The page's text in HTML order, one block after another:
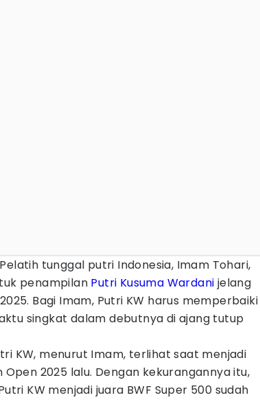
Pelatih tunggal putri Indonesia, Imam Tohari,
penampilan Putri Kusuma Wardani jelang
2025. Bagi Imam, Putri KW harus memperbaiki
singkat dalam debutnya di ajang tutup
KW, menurut Imam, terlihat saat menjadi
2025 lalu. Dengan kekurangannya itu,
KW menjadi juara BWF Super 500 sudah